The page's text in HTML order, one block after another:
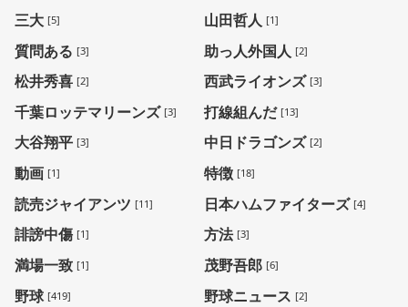
三大 [5] 山田哲人 [1]
質問ある [3] 助っ人外国人 [2]
松井秀喜 [2] 西武ライオンズ [3]
千葉ロッテマリーンズ [3] 打線組んだ [13]
大谷翔平 [3] 中日ドラゴンズ [2]
動画 [1] 特徴 [18]
読売ジャイアンツ [11] 日本ハムファイターズ [4]
誹謗中傷 [1] 方法 [3]
満場一致 [1] 茂野吾郎 [6]
野球 [419] 野球ニュース [2]